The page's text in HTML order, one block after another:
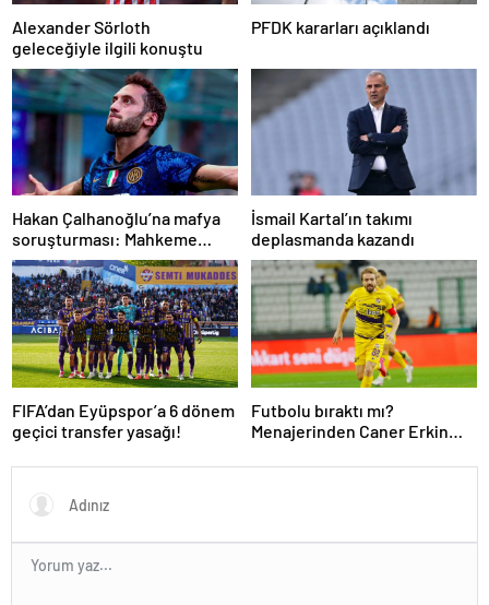
Alexander Sörloth
geleceğiyle ilgili konuştu
PFDK kararları açıklandı
Hakan Çalhanoğlu’na mafya
soruşturması: Mahkeme
cezasını açıkladı
İsmail Kartal’ın takımı
deplasmanda kazandı
FIFA’dan Eyüpspor’a 6 dönem
geçici transfer yasağı!
Futbolu bıraktı mı?
Menajerinden Caner Erkin